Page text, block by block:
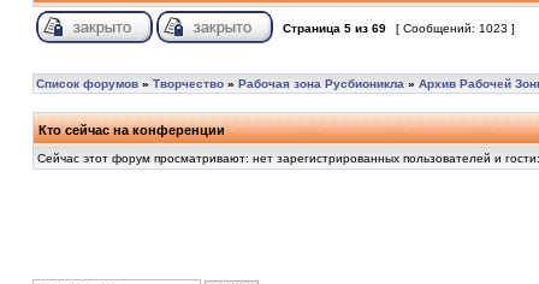
Страница 5 из 69 [ Сообщений: 1023 ]
Список форумов » Творчество » Рабочая зона Русбионикла » Архив Рабочей
Кто сейчас на конференции
Сейчас этот форум просматривают: нет зарегистрированных пользователей и